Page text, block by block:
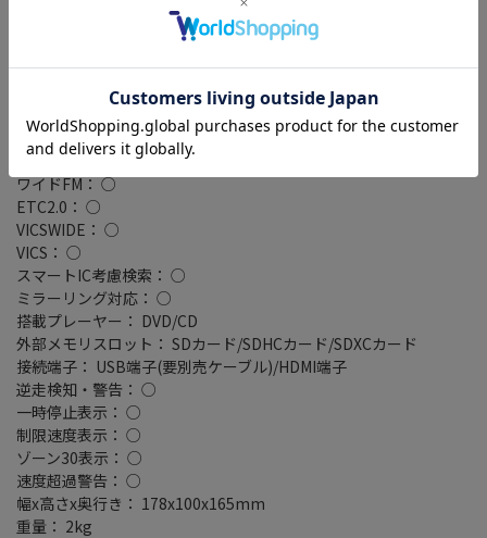
タッチパネル種類： 静電式
地図データ： MapFan
TVチューナー： フルセグ(地デジ)
4x4地デジチューナー： ○
バックカメラ： 別売
Bluetooth： Bluetooth 5.2+EDR
ワイドFM： ○
ETC2.0： ○
VICSWIDE： ○
VICS： ○
スマートIC考慮検索： ○
ミラーリング対応： ○
搭載プレーヤー： DVD/CD
外部メモリスロット： SDカード/SDHCカード/SDXCカード
接続端子： USB端子(要別売ケーブル)/HDMI端子
逆走検知・警告： ○
一時停止表示： ○
制限速度表示： ○
ゾーン30表示： ○
速度超過警告： ○
幅x高さx奥行き： 178x100x165mm
重量： 2kg